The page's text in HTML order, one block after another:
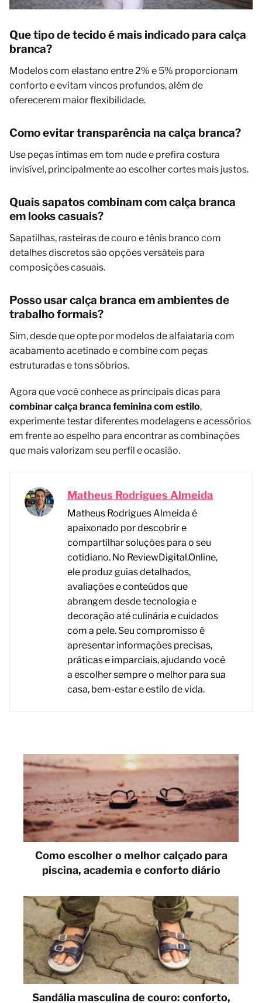
Que tipo de tecido é mais indicado para calça
branca?
Modelos com elastano entre 2% e 5% proporcionam
conforto e evitam vincos profundos, além de
oferecerem maior flexibilidade.
Como evitar transparência na calça branca?
Use peças íntimas em tom nude e prefira costura
invisível, principalmente ao escolher cortes mais justos.
Quais sapatos combinam com calça branca
em looks casuais?
Sapatilhas, rasteiras de couro e tênis branco com
detalhes discretos são opções versáteis para
composições casuais.
Posso usar calça branca em ambientes de
trabalho formais?
Sim, desde que opte por modelos de alfaiataria com
acabamento acetinado e combine com peças
estruturadas e tons sóbrios.
Agora que você conhece as principais dicas para
combinar calça branca feminina com estilo,
experimente testar diferentes modelagens e acessórios
em frente ao espelho para encontrar as combinações
que mais valorizam seu perfil e ocasião.
Matheus Rodrigues Almeida
Matheus Rodrigues Almeida é
apaixonado por descobrir e
compartilhar soluções para o seu
cotidiano. No ReviewDigital.Online,
ele produz guias detalhados,
avaliações e conteúdos que
abrangem desde tecnologia e
decoração até culinária e cuidados
com a pele. Seu compromisso é
apresentar informações precisas,
práticas e imparciais, ajudando você
a escolher sempre o melhor para sua
casa, bem-estar e estilo de vida.
Como escolher o melhor calçado para
piscina, academia e conforto diário
Sandália masculina de couro: conforto,